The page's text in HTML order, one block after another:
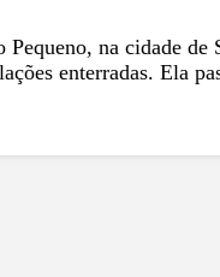
na cidade
enterradas. Ela